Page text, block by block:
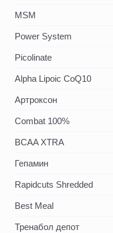
MSM
Power System
Picolinate
Alpha Lipoic CoQ10
Артроксон
Combat 100%
BCAA XTRA
Гепамин
Rapidcuts Shredded
Best Meal
Тренабол депот